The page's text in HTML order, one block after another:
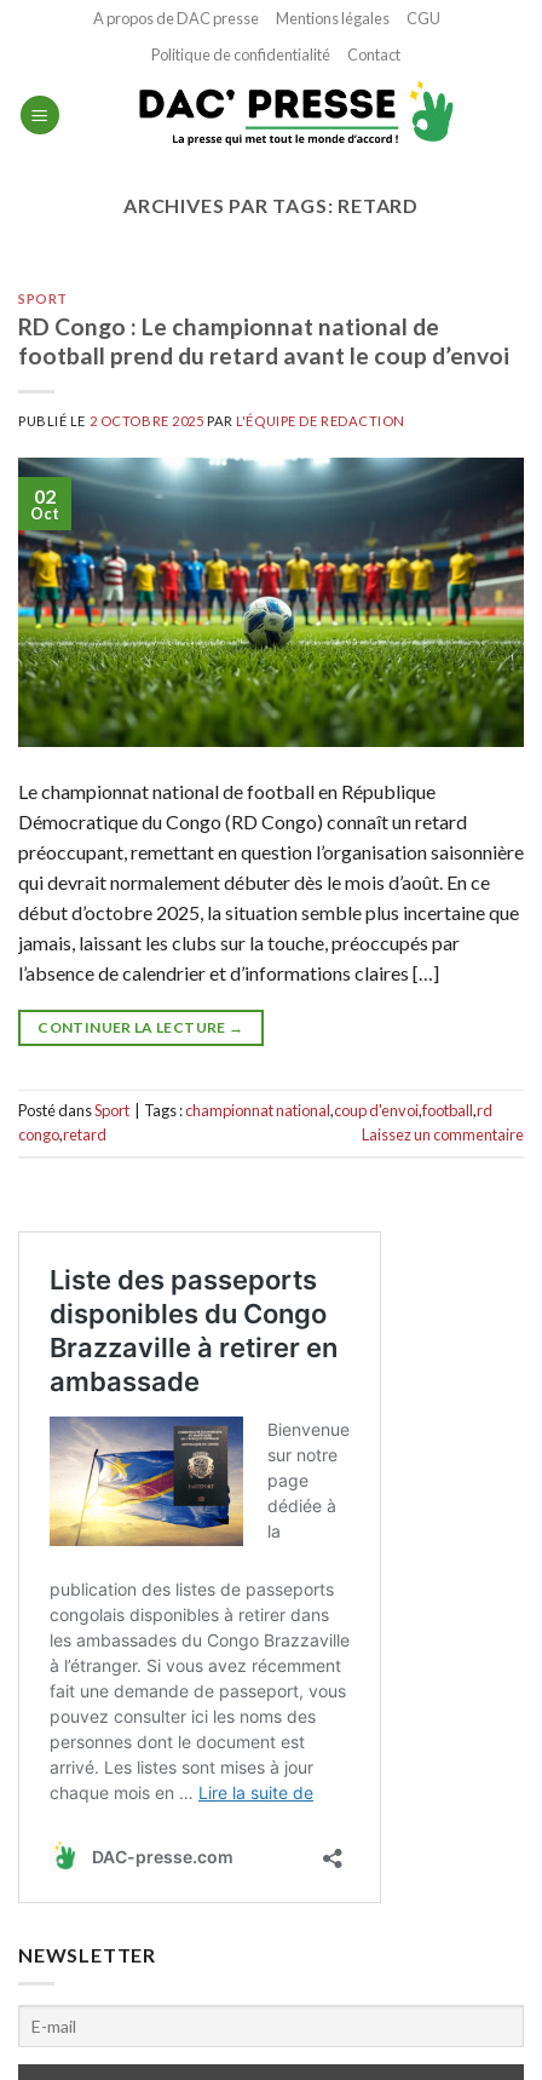
A propos de DAC presse Mentions légales
CGU
Politique de confidentialité
Contact
ARCHIVES PAR TAGS: RETARD
SPORT
RD Congo : Le championnat national de
football prend du retard avant le coup d’envoi
PUBLIÉ LE 2 OCTOBRE 2025 PARL'ÉQUIPE DE REDACTION
02
Oct
Le championnat national de football en République
Démocratique du Congo (RD Congo) connaît un retard
préoccupant, remettant en question l’organisation saisonnière
qui devrait normalement débuter dès le mois d’août. En ce
début d’octobre 2025, la situation semble plus incertaine que
jamais, laissant les clubs sur la touche, préoccupés par
l’absence de calendrier et d’informations claires […]
CONTINUER LA LECTURE →
Posté dansSport Tags :championnat national,coup d'envoi,football,rd
congo,retard Laissez un commentaire
NEWSLETTER